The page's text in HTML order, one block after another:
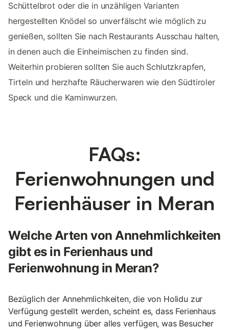
Schüttelbrot oder die in unzähligen Varianten
hergestellten Knödel so unverfälscht wie möglich zu
genießen, sollten Sie nach Restaurants Ausschau halten,
in denen auch die Einheimischen zu finden sind.
Weiterhin probieren sollten Sie auch Schlutzkrapfen,
Tirteln und herzhafte Räucherwaren wie den Südtiroler
Speck und die Kaminwurzen.
FAQs:
Ferienwohnungen und
Ferienhäuser in Meran
Welche Arten von Annehmlichkeiten
gibt es in Ferienhaus und
Ferienwohnung in Meran?
Bezüglich der Annehmlichkeiten, die von Holidu zur
Verfügung gestellt werden, scheint es, dass Ferienhaus
und Ferienwohnung über alles verfügen, was Besucher